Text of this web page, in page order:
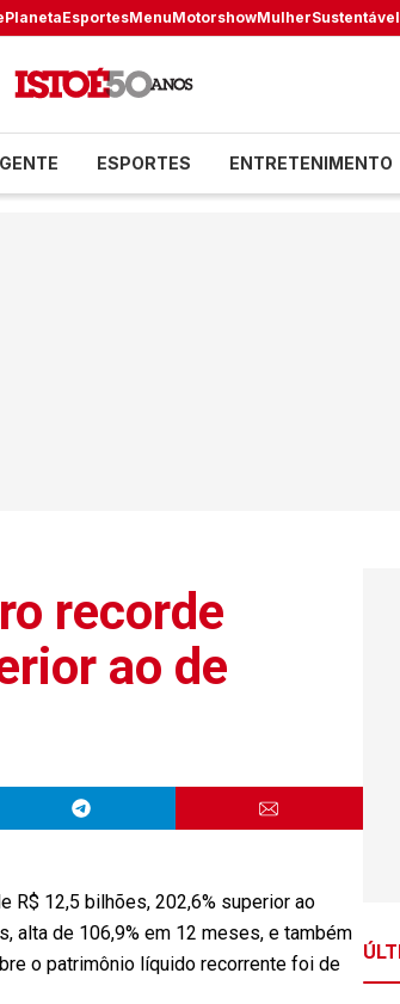
PlanetaEsportesMenuMotorshowMulherSustentável
GENTE ESPORTES ENTRETENIMENTO
recorde
ao de
R$ 12,5 bilhões, 202,6% superior ao
alta de 106,9% em 12 meses, e também
o patrimônio líquido recorrente foi de